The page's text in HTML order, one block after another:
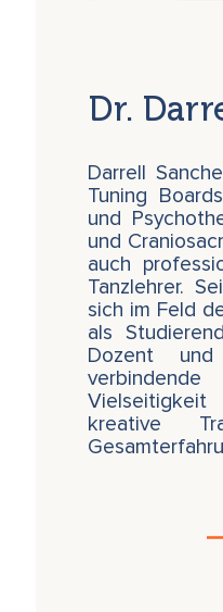
Smartphones zu
des Tuning Boards
Wahrnehmung, für
Veränderung.
erfahrbar – im
mit individuellen
der eigenen
kann sich etwas
Bewusstsein
innere Orientierung,
von Stabilität und
die Möglichkeit,
mit einem Gefühl
Dr.
Darrell
Tuning
und
und
auch
Tanzlehrer.
sich im Feld
als
Dozent
kreative